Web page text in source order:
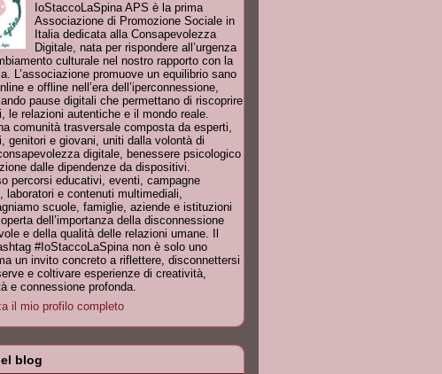
IoStaccoLaSpina APS è la prima
Associazione di Promozione Sociale in
Italia dedicata alla Consapevolezza
Digitale, nata per rispondere all’urgenza
culturale nel nostro rapporto con la
L’associazione promuove un equilibrio sano
e offline nell’era dell’iperconnessione,
pause digitali che permettano di riscoprire
le relazioni autentiche e il mondo reale.
comunità trasversale composta da esperti,
genitori e giovani, uniti dalla volontà di
digitale, benessere psicologico
dalle dipendenze da dispositivi.
percorsi educativi, eventi, campagne
laboratori e contenuti multimediali,
scuole, famiglie, aziende e istituzioni
dell’importanza della disconnessione
e della qualità delle relazioni umane. Il
#IoStaccoLaSpina non è solo uno
un invito concreto a riflettere, disconnettersi
e coltivare esperienze di creatività,
e connessione profonda.
il mio profilo completo
blog